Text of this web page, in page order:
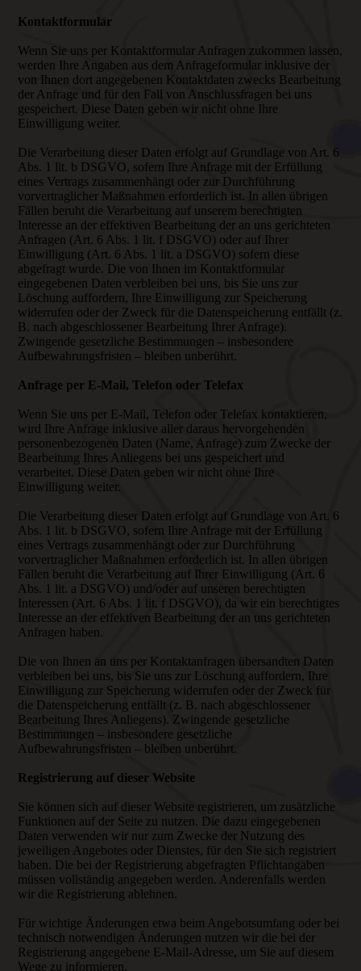
Kontaktformular
Wenn Sie uns per Kontaktformular Anfragen zukommen lassen,
werden Ihre Angaben aus dem Anfrageformular inklusive der
von Ihnen dort angegebenen Kontaktdaten zwecks Bearbeitung
der Anfrage und für den Fall von Anschlussfragen bei uns
gespeichert. Diese Daten geben wir nicht ohne Ihre
Einwilligung weiter.
Die Verarbeitung dieser Daten erfolgt auf Grundlage von Art. 6
Abs. 1 lit. b DSGVO, sofern Ihre Anfrage mit der Erfüllung
eines Vertrags zusammenhängt oder zur Durchführung
vorvertraglicher Maßnahmen erforderlich ist. In allen übrigen
Fällen beruht die Verarbeitung auf unserem berechtigten
Interesse an der effektiven Bearbeitung der an uns gerichteten
Anfragen (Art. 6 Abs. 1 lit. f DSGVO) oder auf Ihrer
Einwilligung (Art. 6 Abs. 1 lit. a DSGVO) sofern diese
abgefragt wurde. Die von Ihnen im Kontaktformular
eingegebenen Daten verbleiben bei uns, bis Sie uns zur
Löschung auffordern, Ihre Einwilligung zur Speicherung
widerrufen oder der Zweck für die Datenspeicherung entfällt (z.
B. nach abgeschlossener Bearbeitung Ihrer Anfrage).
Zwingende gesetzliche Bestimmungen – insbesondere
Aufbewahrungsfristen – bleiben unberührt.
Anfrage per E-Mail, Telefon oder Telefax
Wenn Sie uns per E-Mail, Telefon oder Telefax kontaktieren,
wird Ihre Anfrage inklusive aller daraus hervorgehenden
personenbezogenen Daten (Name, Anfrage) zum Zwecke der
Bearbeitung Ihres Anliegens bei uns gespeichert und
verarbeitet. Diese Daten geben wir nicht ohne Ihre
Einwilligung weiter.
Die Verarbeitung dieser Daten erfolgt auf Grundlage von Art. 6
Abs. 1 lit. b DSGVO, sofern Ihre Anfrage mit der Erfüllung
eines Vertrags zusammenhängt oder zur Durchführung
vorvertraglicher Maßnahmen erforderlich ist. In allen übrigen
Fällen beruht die Verarbeitung auf Ihrer Einwilligung (Art. 6
Abs. 1 lit. a DSGVO) und/oder auf unseren berechtigten
Interessen (Art. 6 Abs. 1 lit. f DSGVO), da wir ein berechtigtes
Interesse an der effektiven Bearbeitung der an uns gerichteten
Anfragen haben.
Die von Ihnen an uns per Kontaktanfragen übersandten Daten
verbleiben bei uns, bis Sie uns zur Löschung auffordern, Ihre
Einwilligung zur Speicherung widerrufen oder der Zweck für
die Datenspeicherung entfällt (z. B. nach abgeschlossener
Bearbeitung Ihres Anliegens). Zwingende gesetzliche
Bestimmungen – insbesondere gesetzliche
Aufbewahrungsfristen – bleiben unberührt.
Registrierung auf dieser Website
Sie können sich auf dieser Website registrieren, um zusätzliche
Funktionen auf der Seite zu nutzen. Die dazu eingegebenen
Daten verwenden wir nur zum Zwecke der Nutzung des
jeweiligen Angebotes oder Dienstes, für den Sie sich registriert
haben. Die bei der Registrierung abgefragten Pflichtangaben
müssen vollständig angegeben werden. Anderenfalls werden
wir die Registrierung ablehnen.
Für wichtige Änderungen etwa beim Angebotsumfang oder bei
technisch notwendigen Änderungen nutzen wir die bei der
Registrierung angegebene E-Mail-Adresse, um Sie auf diesem
Wege zu informieren.